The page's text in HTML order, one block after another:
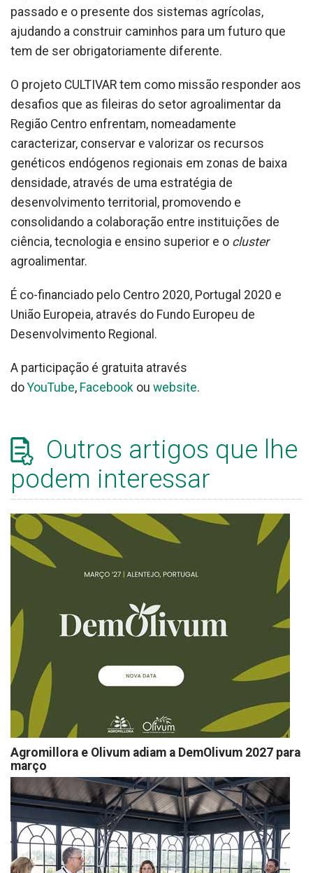
passado e o presente dos sistemas agrícolas,
ajudando a construir caminhos para um futuro que
tem de ser obrigatoriamente diferente.
O projeto CULTIVAR tem como missão responder aos
desafios que as fileiras do setor agroalimentar da
Região Centro enfrentam, nomeadamente
caracterizar, conservar e valorizar os recursos
genéticos endógenos regionais em zonas de baixa
densidade, através de uma estratégia de
desenvolvimento territorial, promovendo e
consolidando a colaboração entre instituições de
ciência, tecnologia e ensino superior e o cluster
agroalimentar.
É co-financiado pelo Centro 2020, Portugal 2020 e
União Europeia, através do Fundo Europeu de
Desenvolvimento Regional.
A participação é gratuita através
doYouTube, Facebook ou website.
Outros artigos que lhe
podem interessar
Agromillora e Olivum adiam a DemOlivum 2027 para
março